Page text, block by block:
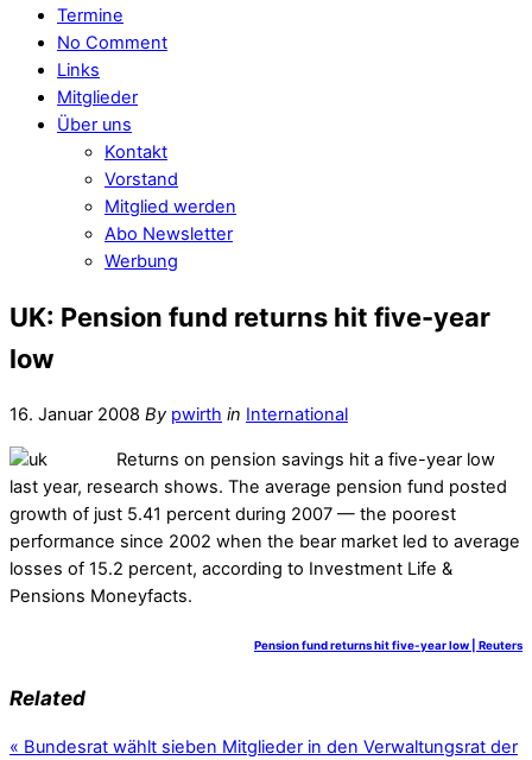
Termine
No Comment
Links
Mitglieder
Über uns
Kontakt
Vorstand
Mitglied werden
Abo Newsletter
Werbung
UK: Pension fund returns hit five-year
low
16. Januar 2008 By pwirth in International
Returns on pension savings hit a five-year low
last year, research shows. The average pension fund posted
growth of just 5.41 percent during 2007 — the poorest
performance since 2002 when the bear market led to average
losses of 15.2 percent, according to Investment Life &
Pensions Moneyfacts.
Pension fund returns hit five-year low | Reuters
Related
« Bundesrat wählt sieben Mitglieder in den Verwaltungsrat der